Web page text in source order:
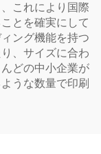
これにより国際
とを確実にして
ング機能を持つ
、サイズに合わ
どの中小企業が
うな数量で印刷